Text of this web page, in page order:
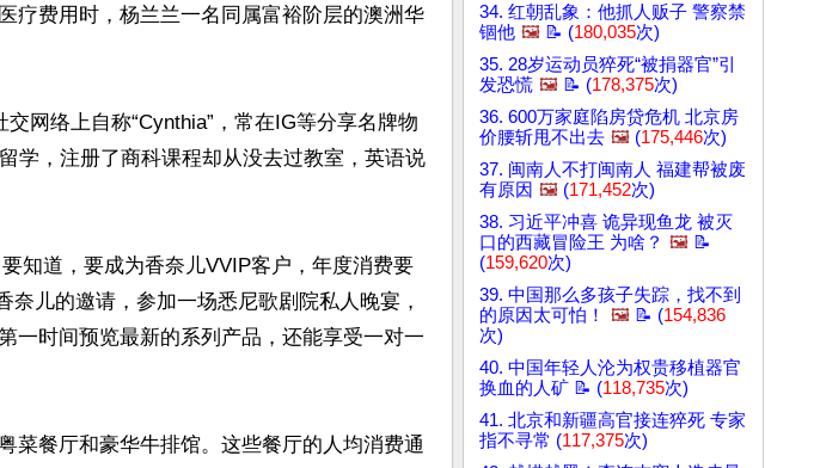
疗费用时，杨兰兰一名同属富裕阶层的澳洲华
网络上自称“Cynthia”，常在IG等分享名牌物
学，注册了商科课程却从没去过教室，英语说
知道，要成为香奈儿VVIP客户，年度消费要
儿的邀请，参加一场悉尼歌剧院私人晚宴，
一时间预览最新的系列产品，还能享受一对一
菜餐厅和豪华牛排馆。这些餐厅的人均消费通
34. 红朝乱象：他抓人贩子 警察禁
锢他 🖼️ 📝 (180,035次)
35. 28岁运动员猝死“被捐器官”引
发恐慌 🖼️ 📝 (178,375次)
36. 600万家庭陷房贷危机 北京房
价腰斩甩不出去 🖼️ (175,446次)
37. 闽南人不打闽南人 福建帮被废
有原因 🖼️ (171,452次)
38. 习近平冲喜 诡异现鱼龙 被灭
口的西藏冒险王 为啥？ 🖼️ 📝
(159,620次)
39. 中国那么多孩子失踪，找不到
的原因太可怕！
🖼️ 📝 (154,836
次)
40. 中国年轻人沦为权贵移植器官
换血的人矿 📝 (118,735次)
41. 北京和新疆高官接连猝死 专家
指不寻常 (117,375次)